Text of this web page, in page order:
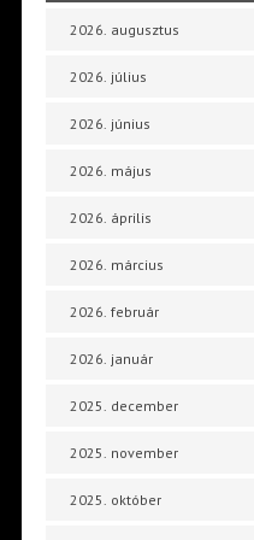
2026. augusztus
2026. július
2026. június
2026. május
2026. április
2026. március
2026. február
2026. január
2025. december
2025. november
2025. október